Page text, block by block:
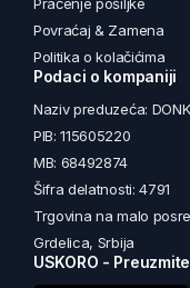
Povraćaj & Zamena
Politika o kolačićima
Podaci o kompaniji
Naziv preduzeća:
PIB: 115605220
MB: 68492874
Šifra delatnosti: 4791
Trgovina na malo
Grdelica, Srbija
USKORO -